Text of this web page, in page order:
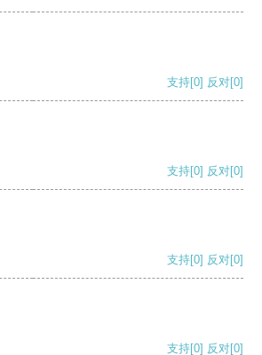
支持[0] 反对[0]
支持[0] 反对[0]
支持[0] 反对[0]
支持[0] 反对[0]